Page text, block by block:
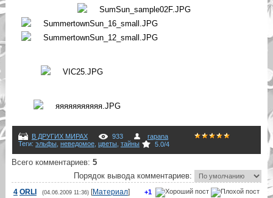
В ДРУГИХ МИРАХ 933
rapana
Теги: эльфы, неведомое, цветы, тайны 5.0/4
Всего комментариев: 5
Порядок вывода комментариев:
+1
4 ORLI (04.06.2009 11:36)[Материал]